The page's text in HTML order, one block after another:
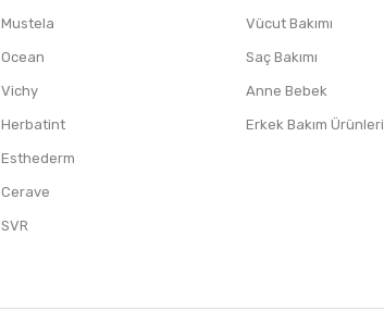
Mustela
Ocean
Vichy
Herbatint
Esthederm
Cerave
SVR
Vücut Bakımı
Saç Bakımı
Anne Bebek
Erkek Bakım Ürünleri